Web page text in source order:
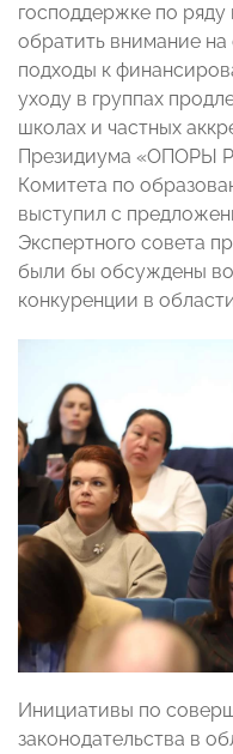
господдержке по ряду
обратить внимание
подходы к
уходу в группах
школах и частных
Президиума «ОПОРЫ
Комитета по
выступил с
Экспертного совета
были бы обсуждены
конкуренции в
Инициативы по
законодательства в